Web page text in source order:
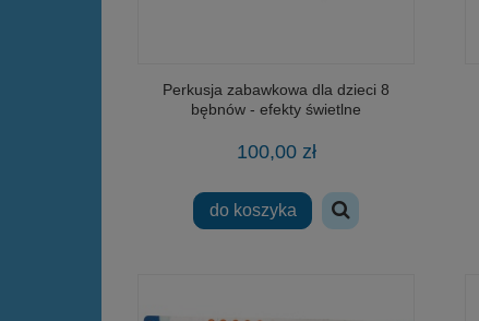
Perkusja zabawkowa dla dzieci 8
bębnów - efekty świetlne
100,00 zł
do koszyka